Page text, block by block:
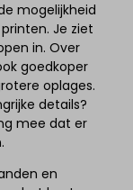
mogelijkheid
Je ziet
in. Over
goedkoper
oplages.
details?
mee dat er
en